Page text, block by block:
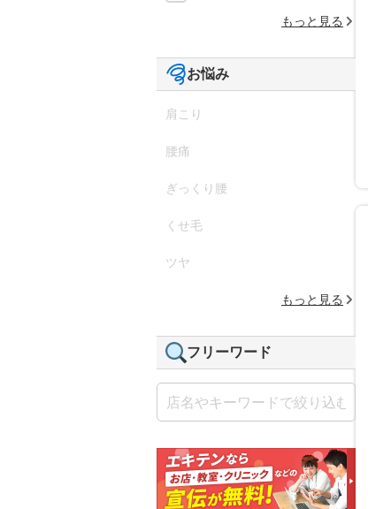
もっと見る
お悩み
肩こり
腰痛
ぎっくり腰
くせ毛
ツヤ
もっと見る
フリーワード